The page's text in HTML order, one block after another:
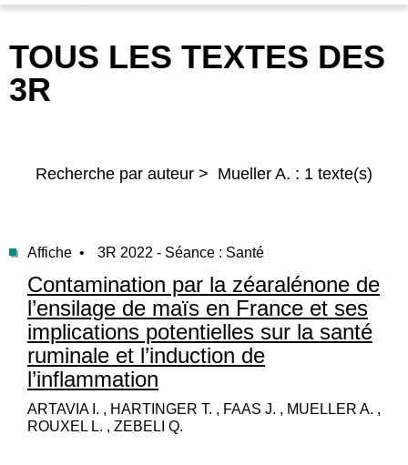
TOUS LES TEXTES DES
3R
Recherche par auteur > Mueller A. : 1 texte(s)
Affiche • 3R 2022 - Séance : Santé
Contamination par la zéaralénone de
l’ensilage de maïs en France et ses
implications potentielles sur la santé
ruminale et l’induction de
l’inflammation
ARTAVIA I. , HARTINGER T. , FAAS J. , MUELLER A. ,
ROUXEL L. , ZEBELI Q.